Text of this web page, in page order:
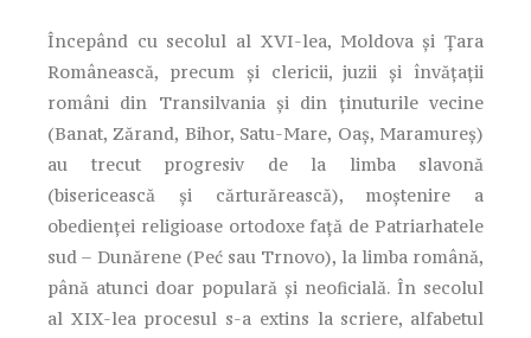
Începând cu secolul al XVI-lea, Moldova și Țara
Românească, precum și clericii, juzii și învățații
români din Transilvania și din ținuturile vecine
(Banat, Zărand, Bihor, Satu-Mare, Oaș, Maramureș)
au trecut progresiv de la limba slavonă
(bisericească și cărturărească), moștenire a
obedienței religioase ortodoxe față de Patriarhatele
sud – Dunărene (Peć sau Trnovo), la limba română,
până atunci doar populară și neoficială. În secolul
al XIX-lea procesul s-a extins la scriere, alfabetul